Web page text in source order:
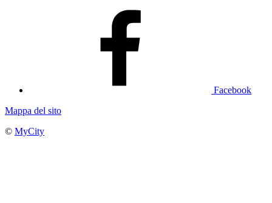
Facebook
Mappa del sito
© MyCity